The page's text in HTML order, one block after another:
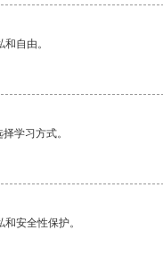
自由。
学习方式。
安全性保护。